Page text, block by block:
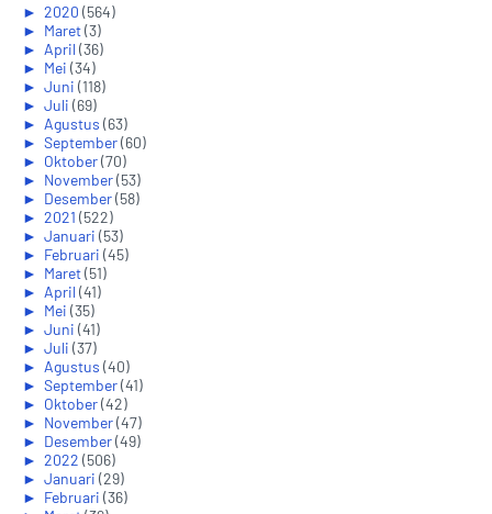
► 2020 (564)
► Maret(3)
► April(36)
► Mei (34)
► Juni (118)
► Juli (69)
► Agustus (63)
► September(60)
► Oktober(70)
► November(53)
► Desember(58)
► 2021 (522)
► Januari (53)
► Februari (45)
► Maret(51)
► April(41)
► Mei (35)
► Juni (41)
► Juli (37)
► Agustus (40)
► September(41)
► Oktober(42)
► November(47)
► Desember(49)
► 2022 (506)
► Januari (29)
► Februari (36)